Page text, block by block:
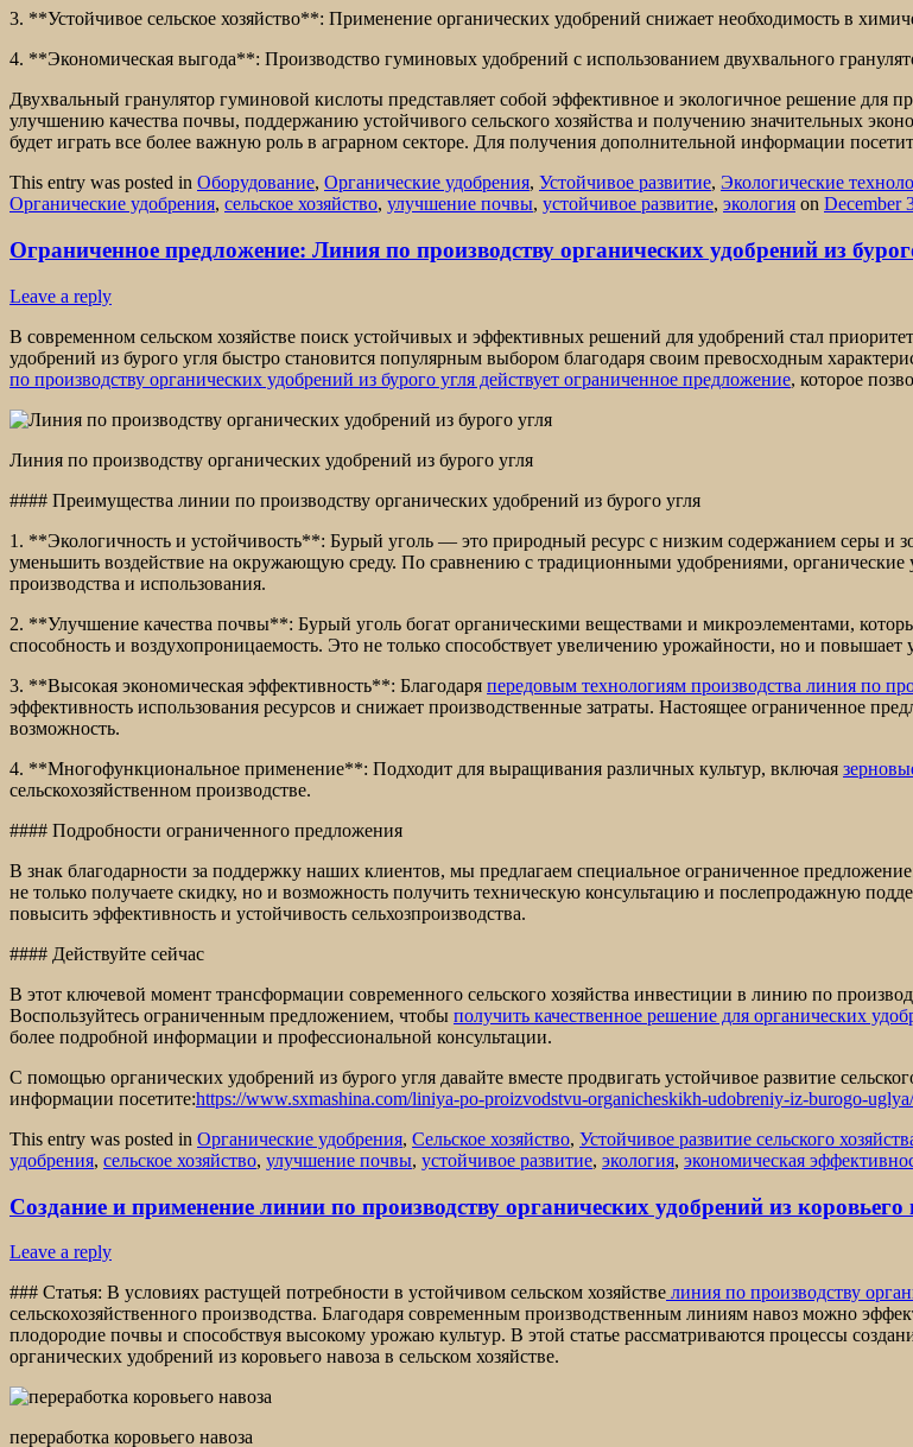
3. **Устойчивое сельское хозяйство**: Применение органических удобрений снижает необходимость в
4. **Экономическая выгода**: Производство гуминовых удобрений с использованием двухвального
Двухвальный гранулятор гуминовой кислоты представляет собой эффективное и экологичное решение для
улучшению качества почвы, поддержанию устойчивого сельского хозяйства и получению значительных
будет играть все более важную роль в аграрном секторе. Для получения дополнительной информации
This entry was posted in Оборудование, Органические удобрения, Устойчивое развитие, Экологические
Органические удобрения, сельское хозяйство, улучшение почвы, устойчивое развитие, экология on December
Ограниченное предложение: Линия по производству органических удобрений из
Leave a reply
В современном сельском хозяйстве поиск устойчивых и эффективных решений для удобрений стал
удобрений из бурого угля быстро становится популярным выбором благодаря своим превосходным
по производству органических удобрений из бурого угля действует ограниченное предложение, которое
Линия по производству органических удобрений из бурого угля
#### Преимущества линии по производству органических удобрений из бурого угля
1. **Экологичность и устойчивость**: Бурый уголь — это природный ресурс с низким содержанием серы и
уменьшить воздействие на окружающую среду. По сравнению с традиционными удобрениями, органические
производства и использования.
2. **Улучшение качества почвы**: Бурый уголь богат органическими веществами и микроэлементами,
способность и воздухопроницаемость. Это не только способствует увеличению урожайности, но и повышает
3. **Высокая экономическая эффективность**: Благодаря передовым технологиям производства линия по
эффективность использования ресурсов и снижает производственные затраты. Настоящее ограниченное
возможность.
4. **Многофункциональное применение**: Подходит для выращивания различных культур, включая
сельскохозяйственном производстве.
#### Подробности ограниченного предложения
В знак благодарности за поддержку наших клиентов, мы предлагаем специальное ограниченное
не только получаете скидку, но и возможность получить техническую консультацию и послепродажную
повысить эффективность и устойчивость сельхозпроизводства.
#### Действуйте сейчас
В этот ключевой момент трансформации современного сельского хозяйства инвестиции в линию по
Воспользуйтесь ограниченным предложением, чтобы получить качественное решение для органических
более подробной информации и профессиональной консультации.
С помощью органических удобрений из бурого угля давайте вместе продвигать устойчивое развитие
информации посетите:https://www.sxmashina.com/liniya-po-proizvodstvu-organicheskikh-udobreniy-iz-burogo-uglya/
This entry was posted in Органические удобрения, Сельское хозяйство, Устойчивое развитие сельского
удобрения, сельское хозяйство, улучшение почвы, устойчивое развитие, экология, экономическая
Создание и применение линии по производству органических удобрений из коровьего
Leave a reply
### Статья: В условиях растущей потребности в устойчивом сельском хозяйстве линия по производству
сельскохозяйственного производства. Благодаря современным производственным линиям навоз можно
плодородие почвы и способствуя высокому урожаю культур. В этой статье рассматриваются процессы
органических удобрений из коровьего навоза в сельском хозяйстве.
переработка коровьего навоза